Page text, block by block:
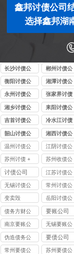
鑫邦讨债公司
选择鑫邦湖
长沙讨债公
司
郴州讨债公
司
衡阳讨债公
司
湘潭讨债公
司
永州讨债公
司
张家界讨债
公司
湘乡讨债公
司
耒阳讨债公
司
吉首讨债公
司
冷水江讨债
公司
韶山讨债公
司
湘西讨债公
司
温州讨债公
司
江阴讨债公
司
苏州讨债 +
收债公司 |
本地要债团
队，9 年追
回 4.2 亿，
98% 成功
率，苏州债
务清收专家
苏州收债公
司 | 苏州讨
债 + 要债效
率领先，8
年服务 2800
+ 客户，苏
州债务追回
首选
讨债公司
江苏讨债公
司
无锡讨债公
司
常州讨债公
司
变卖毁
岳阳讨债公
司
债务方财公
司
要账公司
南京要账公
司
无锡要账公
司
伪造债务公
司
要债公司
常州要债公
苏州要债公